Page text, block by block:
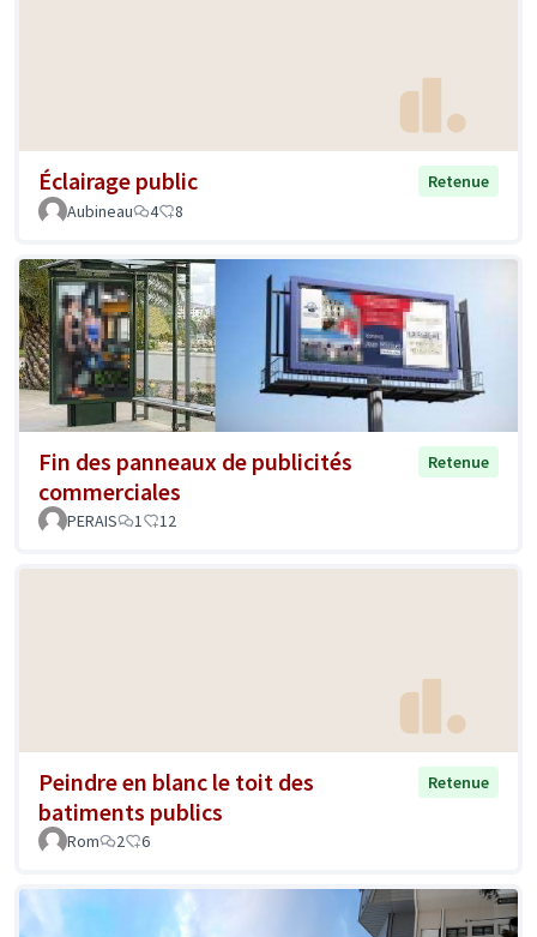
Éclairage public
Retenue
Aubineau
4 8
Fin des panneaux de publicités
commerciales
Retenue
PERAIS 1 12
Peindre en blanc le toit des
batiments publics
Retenue
Rom 2 6